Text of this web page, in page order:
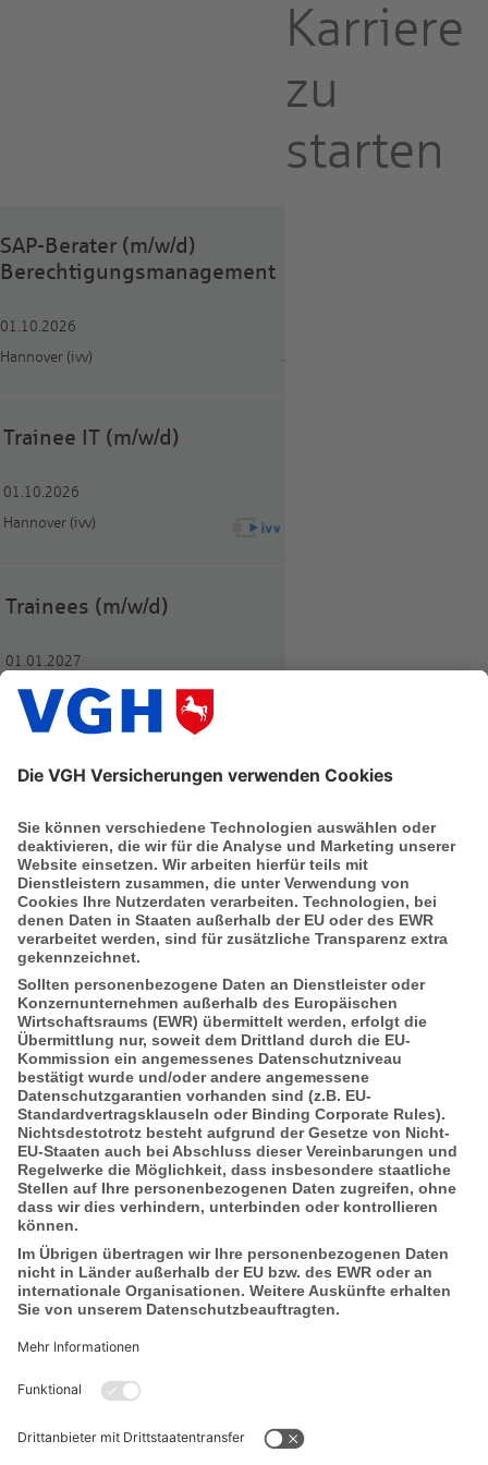
Karriere
zu
starten
SAP-Berater (m/w/d)
Berechtigungsmanagement
01.10.2026
Hannover (ivv)
Trainee IT (m/w/d)
01.10.2026
Hannover (ivv)
Trainees (m/w/d)
01.01.2027
Hannover
Über die VGH Versicherungen
Die VGH ist ein öffentlich-rechtliches
Unternehmen und der größte regionale
Versicherer in Niedersachsen. Über 1,8
Millionen Privatkunden, 80.000
Firmenkunden und Kommunen vertrauen
auf unsere Leistungen und Service.
Mehr auf www.vgh.de
Das sagen unsere Mitarbeiter
Mehr auf kununu.de